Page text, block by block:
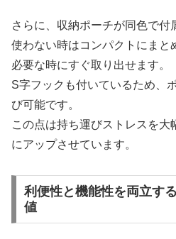
さらに、収納ポーチが同色で付
使わない時はコンパクトにまと
必要な時にすぐ取り出せます。
S字フックも付いているため、
び可能です。
この点は持ち運びストレスを
にアップさせています。
利便性と機能性を両立す
値